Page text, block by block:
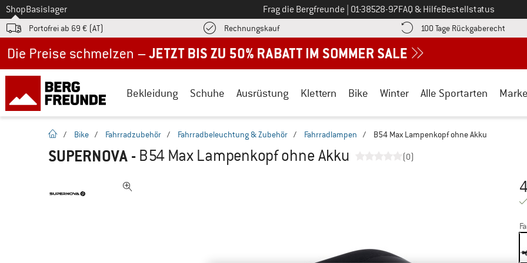
Zum
ShopBasislager Frag die Bergfreunde Ruf uns an unter
01-38528-97FAQ & HilfeBestellstatus
Portofrei ab 69 € (AT) RechnungskaufFinde die Zahlungs-Infos hier! Öffnet sich in einer Infobox
100 Tage Rückgaberecht
Bekleidung Schuhe Ausrüstung Klettern Bike Winter Alle Sportarten
Startseite
/ Bike / Fahrradzubehör / Fahrradbeleuchtung & Zubehör / Fahrradlampen / B54 Max Lampenkopf ohne Akku
SUPERNOVA - B54 Max Lampenkopf ohne Akku (0)